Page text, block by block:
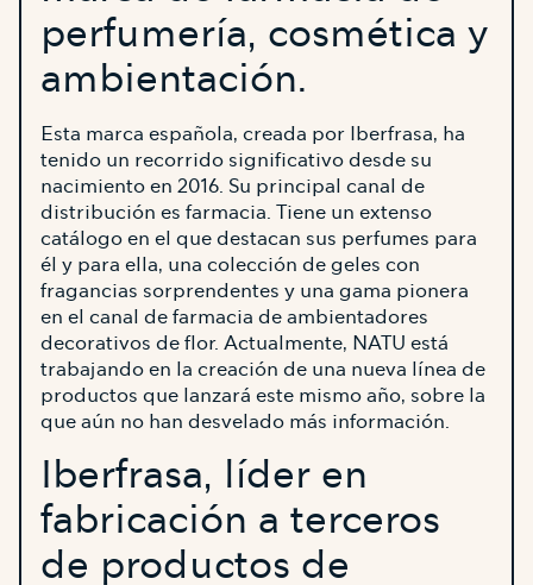
perfumería, cosmética y
ambientación.
Esta marca española, creada por Iberfrasa, ha
tenido un recorrido significativo desde su
nacimiento en 2016. Su principal canal de
distribución es farmacia. Tiene un extenso
catálogo en el que destacan sus perfumes para
él y para ella, una colección de geles con
fragancias sorprendentes y una gama pionera
en el canal de farmacia de ambientadores
decorativos de flor. Actualmente, NATU está
trabajando en la creación de una nueva línea de
productos que lanzará este mismo año, sobre la
que aún no han desvelado más información.
Iberfrasa, líder en
fabricación a terceros
de productos de